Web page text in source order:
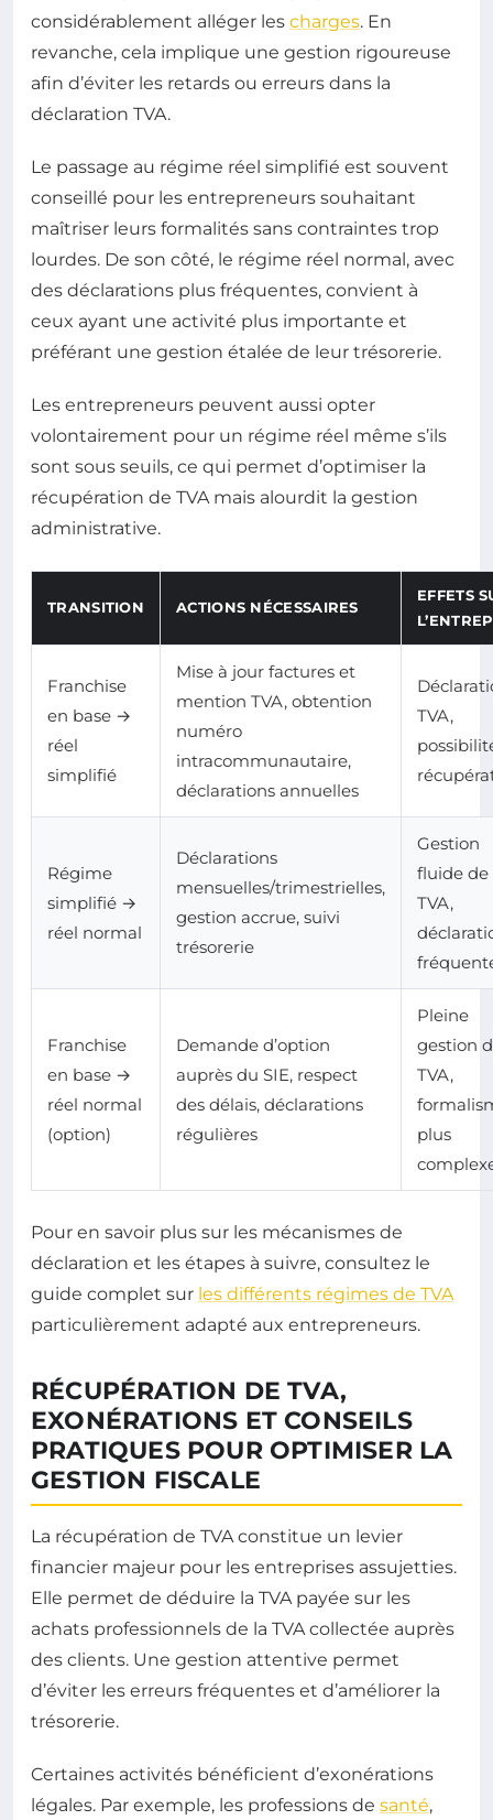
considérablement alléger les charges. En
revanche, cela implique une gestion rigoureuse
afin d’éviter les retards ou erreurs dans la
déclaration TVA.
Le passage au régime réel simplifié est souvent
conseillé pour les entrepreneurs souhaitant
maîtriser leurs formalités sans contraintes trop
lourdes. De son côté, le régime réel normal, avec
des déclarations plus fréquentes, convient à
ceux ayant une activité plus importante et
préférant une gestion étalée de leur trésorerie.
Les entrepreneurs peuvent aussi opter
volontairement pour un régime réel même s’ils
sont sous seuils, ce qui permet d’optimiser la
récupération de TVA mais alourdit la gestion
administrative.
TRANSITION ACTIONS NÉCESSAIRES
EFFETS
Franchise
en base →
réel
simplifié
Mise à jour factures et
mention TVA, obtention
numéro
intracommunautaire,
déclarations annuelles
TVA,
Régime
simplifié →
réel normal
Déclarations
mensuelles/trimestrielles,
gestion accrue, suivi
trésorerie
Gestion
fluide de
TVA,
Franchise
en base →
réel normal
(option)
Demande d’option
auprès du SIE, respect
des délais, déclarations
régulières
Pleine
gestion
TVA,
plus
Pour en savoir plus sur les mécanismes de
déclaration et les étapes à suivre, consultez le
guide complet sur les différents régimes de TVA
particulièrement adapté aux entrepreneurs.
RÉCUPÉRATION DE TVA,
EXONÉRATIONS ET CONSEILS
PRATIQUES POUR OPTIMISER LA
GESTION FISCALE
La récupération de TVA constitue un levier
financier majeur pour les entreprises assujetties.
Elle permet de déduire la TVA payée sur les
achats professionnels de la TVA collectée auprès
des clients. Une gestion attentive permet
d’éviter les erreurs fréquentes et d’améliorer la
trésorerie.
Certaines activités bénéficient d’exonérations
légales. Par exemple, les professions de santé,